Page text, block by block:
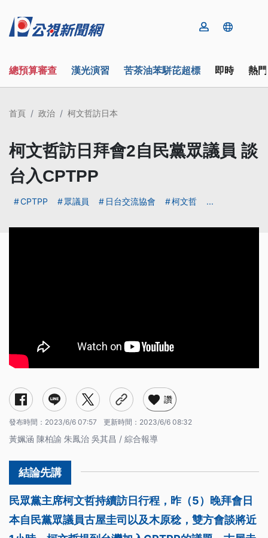
總預算審查 漢光演習 苦茶油苯駢芘超標 即時 熱
首頁 政治 柯文哲訪日本
柯文哲訪日拜會2自民黨眾議員 談
台入CPTPP
CPTPP 眾議員 日台交流協會 柯文哲 ...
讚
發布時間： 2023/6/6 07:57 更新時間： 2023/6/6 08:32
黃姵涵 陳柏諭 朱鳳治 吳其昌 / 綜合報導
民眾黨主席柯文哲持續訪日行程，昨（5）晚拜會日
本自民黨眾議員古屋圭司以及木原稔，雙方會談將近